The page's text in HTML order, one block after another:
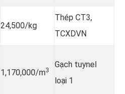
24,500/kg
Thép CT3,
TCXDVN
1,170,000/m3
Gạch tuynel
loại 1